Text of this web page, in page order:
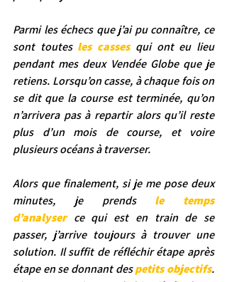
Parmi les échecs que j’ai pu connaître, ce
sont toutes les casses qui ont eu lieu
pendant mes deux Vendée Globe que je
retiens. Lorsqu’on casse, à chaque fois on
se dit que la course est terminée, qu’on
n’arrivera pas à repartir alors qu’il reste
plus d’un mois de course, et voire
plusieurs océans à traverser.
Alors que finalement, si je me pose deux
minutes, je prends le temps
d’analyser ce qui est en train de se
passer, j’arrive toujours à trouver une
solution. Il suffit de réfléchir étape après
étape en se donnant des petits objectifs.